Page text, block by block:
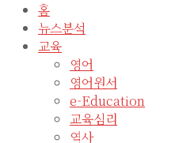
홈
뉴스분석
교육
영어
영어원서
e-Education
교육심리
역사